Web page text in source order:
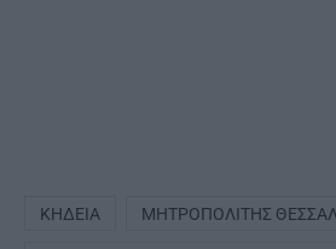
ΚΗΔΕΊΑ ΜΗΤΡΟΠΟΛΊΤΗΣ